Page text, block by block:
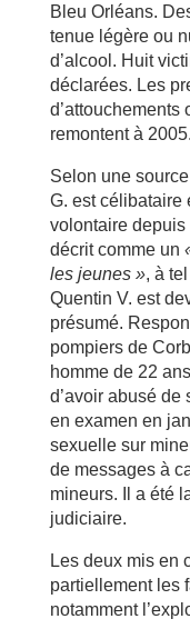
Bleu Orléans.
tenue légère ou
d’alcool. Huit
déclarées. Les
d’attouchements
remontent à 2005.
Selon une
G. est célibataire
volontaire depuis
décrit comme un
les jeunes », à
Quentin V. est
présumé.
pompiers de
homme de 22
d’avoir abusé de
en examen en
sexuelle sur
de messages à
mineurs. Il a été
judiciaire.
Les deux mis en
partiellement les
notamment